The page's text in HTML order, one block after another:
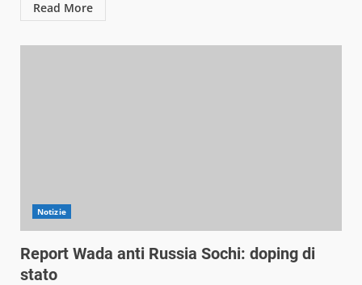
Read More
Notizie
Report Wada anti Russia Sochi: doping di
stato